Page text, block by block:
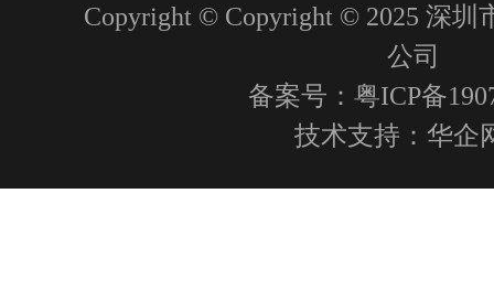
Copyright © Copyright © 2025 深圳
公司
备案号：粤ICP备
技术支持： 华企